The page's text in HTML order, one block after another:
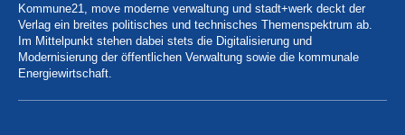
Kommune21, move moderne verwaltung und stadt+werk deckt der
Verlag ein breites politisches und technisches Themenspektrum ab.
Im Mittelpunkt stehen dabei stets die Digitalisierung und
Modernisierung der öffentlichen Verwaltung sowie die kommunale
Energiewirtschaft.